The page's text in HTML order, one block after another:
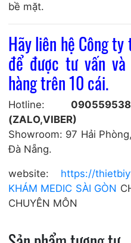
bề mặt.
Hãy liên hệ Công
để được tư vấn
hàng trên 10 cái.
Hotline:
(ZALO,VIBER)
Showroom: 97 Hải
Đà Nẵng.
website: https://
KHÁM MEDIC SÀI GÒN
CHUYÊN MÔN